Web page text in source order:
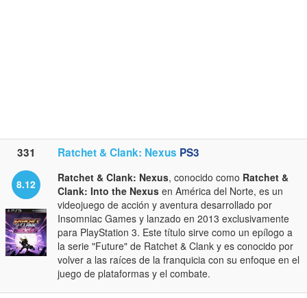
331 Ratchet & Clank: Nexus PS3
8.12 Ratchet & Clank: Nexus, conocido como Ratchet &
Clank: Into the Nexus en América del Norte, es un
videojuego de acción y aventura desarrollado por
Insomniac Games y lanzado en 2013 exclusivamente
para PlayStation 3. Este título sirve como un epílogo a
la serie "Future" de Ratchet & Clank y es conocido por
volver a las raíces de la franquicia con su enfoque en el
juego de plataformas y el combate.